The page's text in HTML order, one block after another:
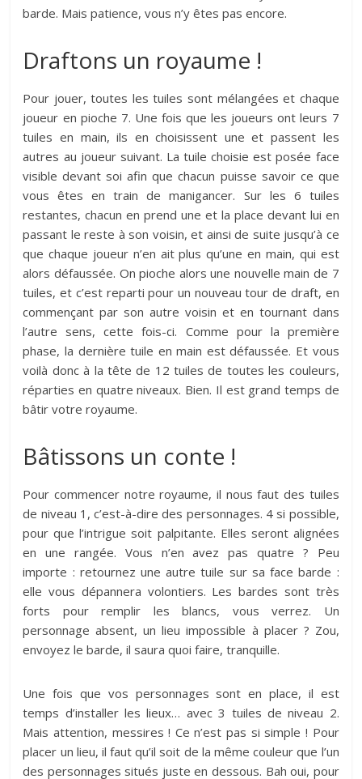
barde. Mais patience, vous n’y êtes pas encore.
Draftons un royaume !
Pour jouer, toutes les tuiles sont mélangées et chaque
joueur en pioche 7. Une fois que les joueurs ont leurs 7
tuiles en main, ils en choisissent une et passent les
autres au joueur suivant. La tuile choisie est posée face
visible devant soi afin que chacun puisse savoir ce que
vous êtes en train de manigancer. Sur les 6 tuiles
restantes, chacun en prend une et la place devant lui en
passant le reste à son voisin, et ainsi de suite jusqu’à ce
que chaque joueur n’en ait plus qu’une en main, qui est
alors défaussée. On pioche alors une nouvelle main de 7
tuiles, et c’est reparti pour un nouveau tour de draft, en
commençant par son autre voisin et en tournant dans
l’autre sens, cette fois-ci. Comme pour la première
phase, la dernière tuile en main est défaussée. Et vous
voilà donc à la tête de 12 tuiles de toutes les couleurs,
réparties en quatre niveaux. Bien. Il est grand temps de
bâtir votre royaume.
Bâtissons un conte !
Pour commencer notre royaume, il nous faut des tuiles
de niveau 1, c’est-à-dire des personnages. 4 si possible,
pour que l’intrigue soit palpitante. Elles seront alignées
en une rangée. Vous n’en avez pas quatre ? Peu
importe : retournez une autre tuile sur sa face barde :
elle vous dépannera volontiers. Les bardes sont très
forts pour remplir les blancs, vous verrez. Un
personnage absent, un lieu impossible à placer ? Zou,
envoyez le barde, il saura quoi faire, tranquille.
Une fois que vos personnages sont en place, il est
temps d’installer les lieux… avec 3 tuiles de niveau 2.
Mais attention, messires ! Ce n’est pas si simple ! Pour
placer un lieu, il faut qu’il soit de la même couleur que l’un
des personnages situés juste en dessous. Bah oui, pour